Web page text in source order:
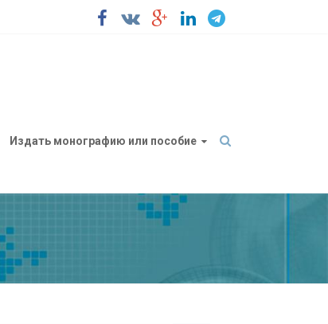
Издать монографию или пособие